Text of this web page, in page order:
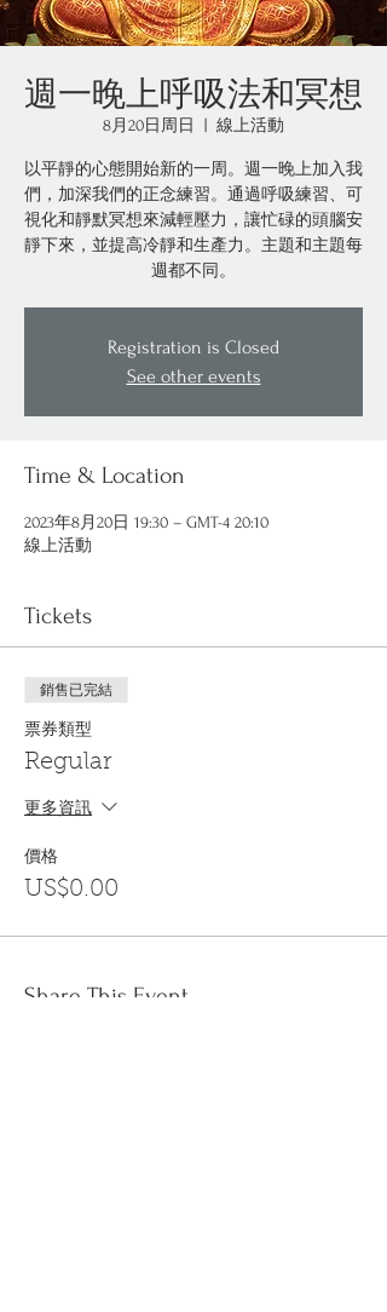
週一晚上呼吸法和冥想
8月20日周日 線上活動
以平靜的心態開始新的一周。週一晚上加入我
們，加深我們的正念練習。通過呼吸練習、可
視化和靜默冥想來減輕壓力，讓忙碌的頭腦安
靜下來，並提高冷靜和生產力。主題和主題每
週都不同。
Registration is Closed
See other events
Time & Location
2023年8月20日 19:30 – GMT-4 20:10
線上活動
Tickets
銷售已完結
票券類型
Regular
更多資訊
價格
US$0.00
Share This Event